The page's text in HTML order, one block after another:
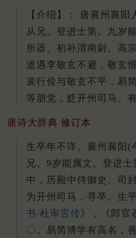
【介绍】： 唐襄州襄
从兄。登进士第。九岁
所器。初补渭南尉。高
道遇李敬玄不避，敬玄
裴行俭与敬玄不平，易
等朋党，贬开州司马。
唐诗大辞典 修订本
生卒年不详。襄州襄阳(
兄。9岁能属文。登进
中，历殿中侍御史、司
为开州司马，寻卒。生
书·杜审言传》，《郎官
〇。易简博学有高名，